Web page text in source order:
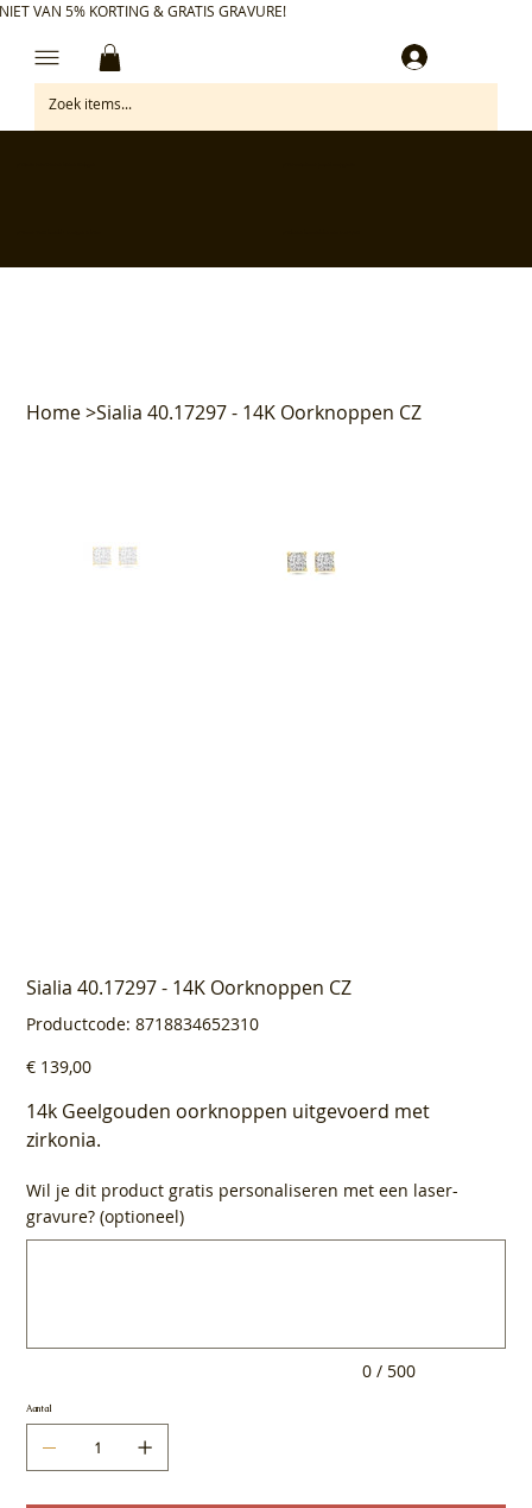
VAN 5% KORTING & GRATIS GRAVURE!
Home>Sialia 40.17297 - 14K Oorknoppen CZ
Sialia 40.17297 - 14K Oorknoppen CZ
Productcode: Productcode
8718834652310
8718834652310
Prijs
€ 139,00
14k Geelgouden oorknoppen uitgevoerd met
zirkonia.
Wil je dit product gratis personaliseren met een laser-
gravure? (optioneel)
0 / 500
Aantal